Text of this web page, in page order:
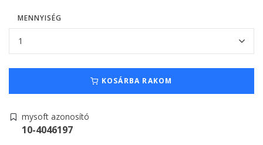
MENNYISÉG
KOSÁRBA RAKOM
mysoft azonosító
10-4046197